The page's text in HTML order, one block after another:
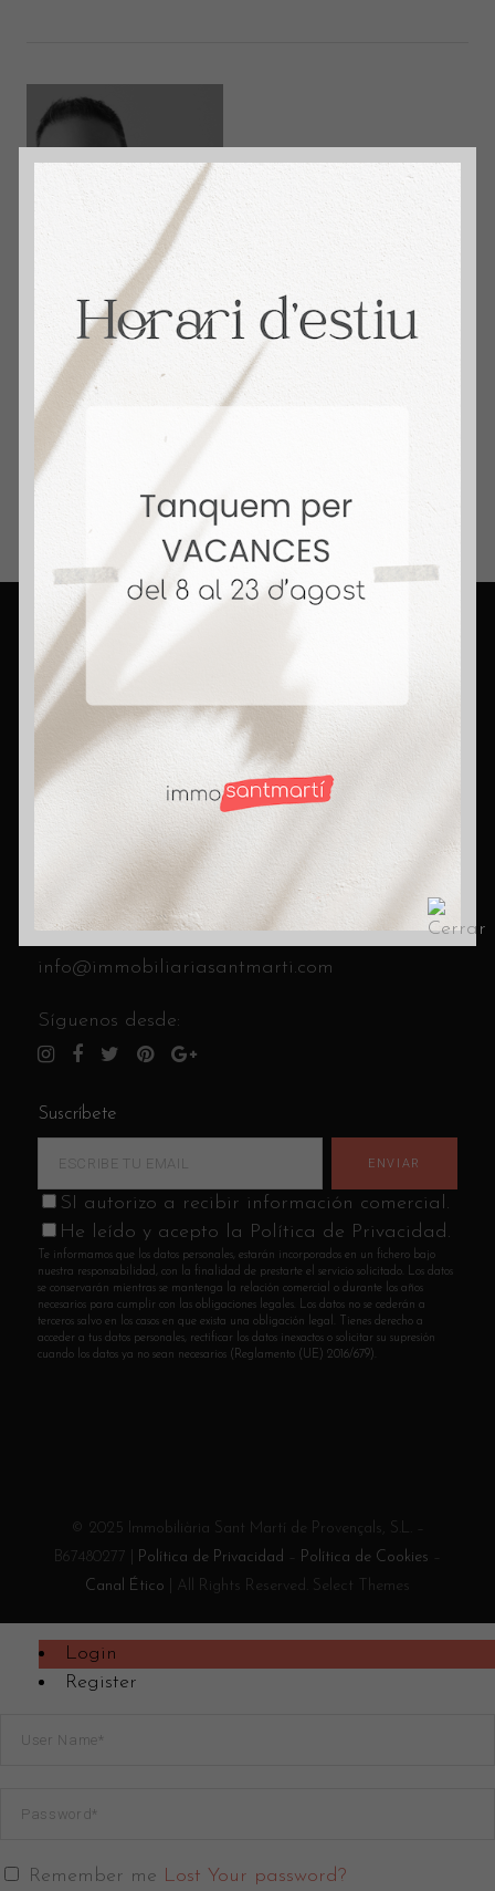
immosantmarti
David Aceituno. + 14 años Vendiendo Hogares.
4,9 🌟 Reseñas en Google. Tu Agente
Inmobiliario.
+ 14 Años Vendiendo Hogares. Honestidad,
compromiso y pasión. Rompemos mitos,
porque aquí somos agentes con corazón.
C/ Cantabria 8 (esquina C/ Andrade)
info@immobiliariasantmarti.com
Síguenos desde:
Suscríbete
SI autorizo a recibir información comercial.
He leído y acepto la Política de Privacidad.
Te informamos que los datos personales, estarán incorporados en un fichero bajo
nuestra responsabilidad, con la finalidad de prestarte el servicio solicitado. Los datos
se conservarán mientras se mantenga la relación comercial o durante los años
necesarios para cumplir con las obligaciones legales. Los datos no se cederán a
terceros salvo en los casos en que exista una obligación legal. Tienes derecho a
acceder a tus datos personales, rectificar los datos inexactos o solicitar su supresión
cuando los datos ya no sean necesarios (Reglamento (UE) 2016/679).
© 2025 Immobiliària Sant Martí de Provençals, S.L. –
B67480277 |
Política de Privacidad Política de Cookies
Canal Ético | All Rights Reserved. Select Themes
Login
Register
Remember me Lost Your password?